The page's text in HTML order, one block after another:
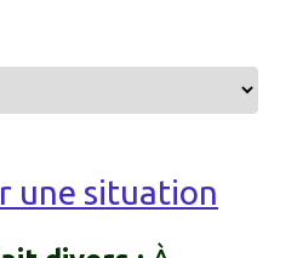
une situation